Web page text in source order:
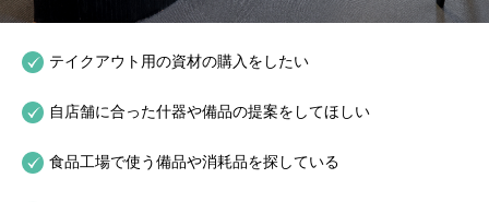
テイクアウト用の資材の購入をしたい
自店舗に合った什器や備品の提案をしてほしい
食品工場で使う備品や消耗品を探している